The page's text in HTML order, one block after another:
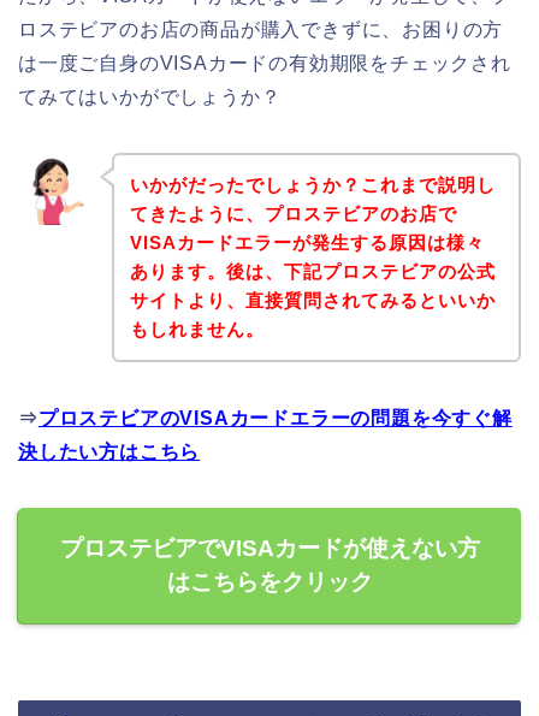
ロステビアのお店の商品が購入できずに、お困りの方
は一度ご自身のVISAカードの有効期限をチェックされ
てみてはいかがでしょうか？
いかがだったでしょうか？これまで説明し
てきたように、プロステビアのお店で
VISAカードエラーが発生する原因は様々
あります。後は、下記プロステビアの公式
サイトより、直接質問されてみるといいか
もしれません。
⇒プロステビアのVISAカードエラーの問題を今すぐ解
決したい方はこちら
プロステビアでVISAカードが使えない方
はこちらをクリック